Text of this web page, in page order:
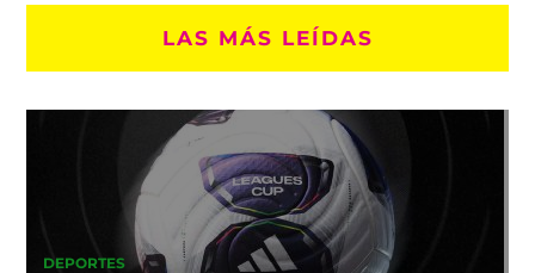
LAS MÁS LEÍDAS
DEPORTES